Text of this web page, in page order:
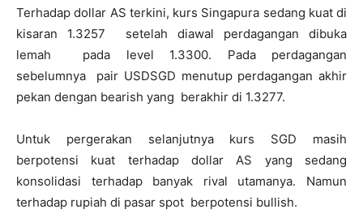
Terhadap dollar AS terkini, kurs Singapura sedang kuat di
kisaran 1.3257 setelah diawal perdagangan dibuka
lemah pada level 1.3300. Pada perdagangan
sebelumnya pair USDSGD menutup perdagangan akhir
pekan dengan bearish yang berakhir di 1.3277.
Untuk pergerakan selanjutnya kurs SGD masih
berpotensi kuat terhadap dollar AS yang sedang
konsolidasi terhadap banyak rival utamanya. Namun
terhadap rupiah di pasar spot berpotensi bullish.